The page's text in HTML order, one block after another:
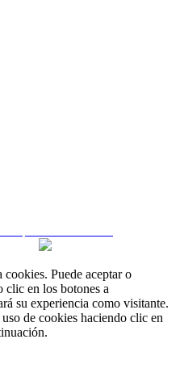
Puede aceptar o
clic en los botones a
su experiencia como visitante.
de cookies haciendo clic en